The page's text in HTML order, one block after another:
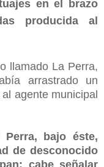
en el brazo
producida al
llamado La Perra,
arrastrado un
agente municipal
bajo éste,
de desconocido
cabe señalar